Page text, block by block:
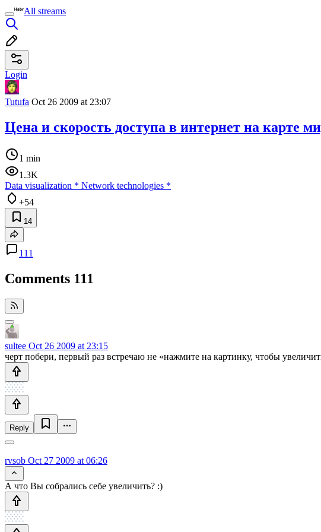
All streams
Login
Tutufa Oct 26 2009 at 23:07
Цена и скорость доступа в интернет на карте
1 min
1.3K
Data visualization * Network technologies *
+54
14
111
Comments 111
sultee Oct 26 2009 at 23:15
черт побери, первый раз встречаю не «нажмите на картинку, чтобы
Reply
rvsob Oct 27 2009 at 06:26
А что Вы собрались себе увеличить? :)